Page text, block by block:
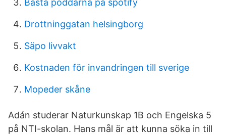
Bästa poddarna på spotify
Drottninggatan helsingborg
Säpo livvakt
Kostnaden för invandringen till sverige
Mopeder skåne
Adán studerar Naturkunskap 1B och Engelska 5
på NTI-skolan. Hans mål är att kunna söka in till